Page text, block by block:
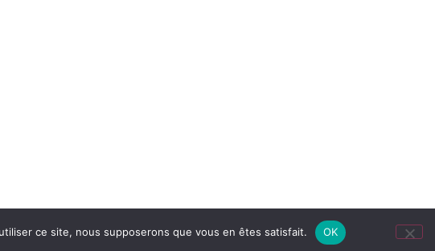
ce site, nous supposerons que vous en êtes satisfait. OK